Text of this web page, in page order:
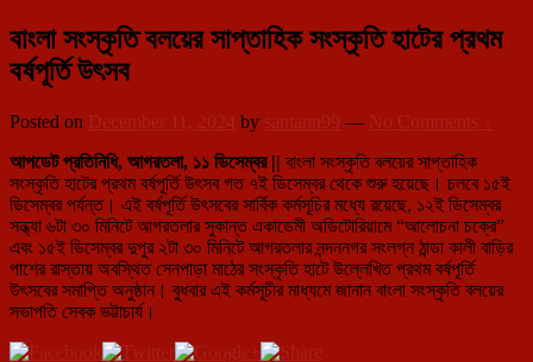
বাংলা সংস্কৃতি বলয়ের সাপ্তাহিক সংস্কৃতি হাটের প্রথম
বর্ষপূর্তি উৎসব
Posted on December 11, 2024 by santanu99 — No Comments ↓
আপডেট প্রতিনিধি, আগরতলা, ১১ ডিসেম্বর || বাংলা সংস্কৃতি বলয়ের সাপ্তাহিক
সংস্কৃতি হাটের প্রথম বর্ষপূর্তি উৎসব গত ৭ই ডিসেম্বর থেকে শুরু হয়েছে। চলবে ১৫ই
ডিসেম্বর পর্যন্ত। এই বর্ষপূর্তি উৎসবের সার্বিক কর্মসূচির মধ্যে রয়েছে, ১২ই ডিসেম্বর
সন্ধ্যা ৬টা ৩০ মিনিটে আগরতলার সুকান্ত একাডেমী অডিটোরিয়ামে “আলোচনা চক্রে”
এবং ১৫ই ডিসেম্বর দুপুর ২টা ৩০ মিনিটে আগরতলার নন্দননগর সংলগ্ন ঠান্ডা কালী বাড়ির
পাশের রাস্তায় অবস্থিত সেনপাড়া মাঠের সংস্কৃতি হাটে উল্লেখিত প্রথম বর্ষপূর্তি
উৎসবের সমাপ্তি অনুষ্ঠান। বুধবার এই কর্মসূচীর মাধ্যমে জানান বাংলা সংস্কৃতি বলয়ের
সভাপতি সেবক ভট্টাচার্য।